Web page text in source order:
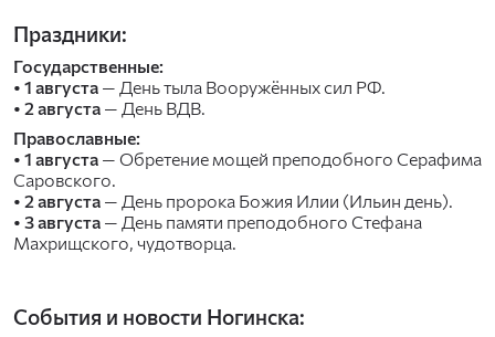
Праздники:
Государственные:
• 1 августа — День тыла Вооружённых сил РФ.
• 2 августа — День ВДВ.
Православные:
• 1 августа — Обретение мощей преподобного Серафима
Саровского.
• 2 августа — День пророка Божия Илии (Ильин день).
• 3 августа — День памяти преподобного Стефана
Махрищского, чудотворца.
События и новости Ногинска: